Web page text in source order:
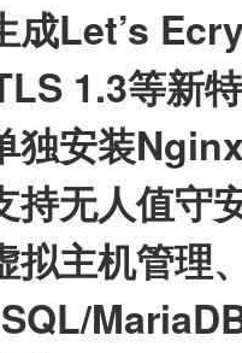
成Let’s
1.3等新
独安装
持无人值守
拟主机管理